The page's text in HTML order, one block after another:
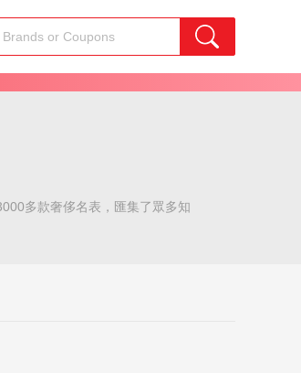
多款奢侈名表，匯集了眾多知